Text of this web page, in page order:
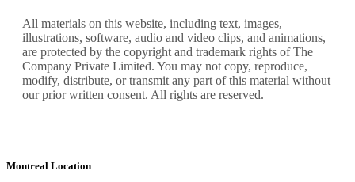
All materials on this website, including text, images,
illustrations, software, audio and video clips, and animations,
are protected by the copyright and trademark rights of The
Company Private Limited. You may not copy, reproduce,
modify, distribute, or transmit any part of this material without
our prior written consent. All rights are reserved.
Montreal Location